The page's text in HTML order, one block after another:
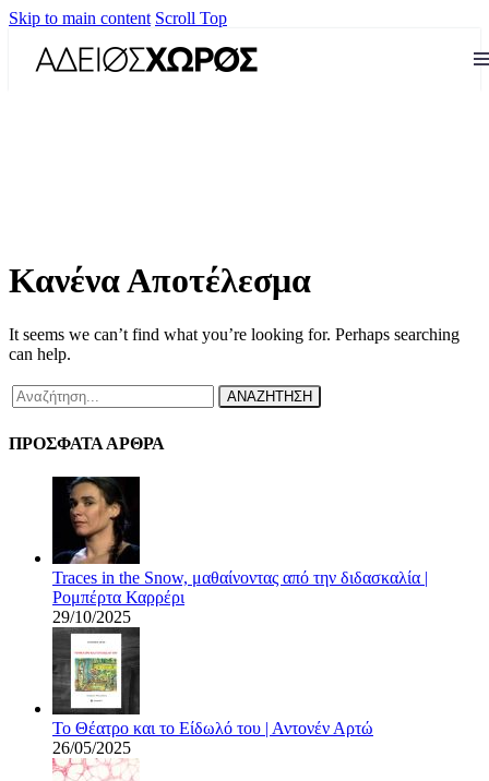
Skip to main content Scroll Top
Κανένα Αποτέλεσμα
It seems we can’t find what you’re looking for. Perhaps searching
can help.
ΑΝΑΖΗΤΗΣΗ
ΠΡΟΣΦΑΤΑ ΑΡΘΡΑ
Traces in the Snow, μαθαίνοντας από την διδασκαλία |
Ρομπέρτα Καρρέρι
29/10/2025
Το Θέατρο και το Είδωλό του | Αντονέν Αρτώ
26/05/2025